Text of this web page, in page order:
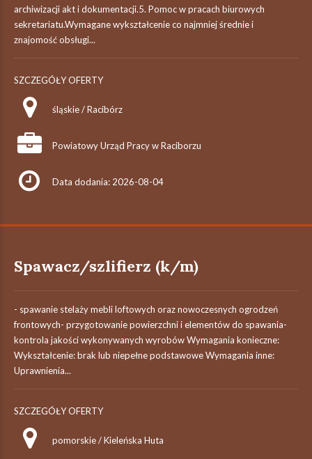
archiwizacji akt i dokumentacji.5. Pomoc w pracach biurowych
sekretariatu.Wymagane wykształcenie co najmniej średnie i
znajomość obsługi...
SZCZEGÓŁY OFERTY
śląskie / Racibórz
Powiatowy Urząd Pracy w Raciborzu
Data dodania: 2026-08-04
Spawacz/szlifierz (k/m)
- spawanie stelaży mebli loftowych oraz nowoczesnych ogrodzeń
frontowych- przygotowanie powierzchni i elementów do spawania-
kontrola jakości wykonywanych wyrobów Wymagania konieczne:
Wykształcenie: brak lub niepełne podstawowe Wymagania inne:
Uprawnienia...
SZCZEGÓŁY OFERTY
pomorskie / Kieleńska Huta